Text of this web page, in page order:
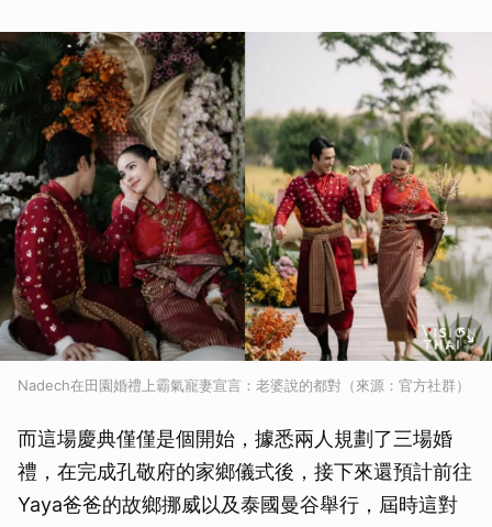
Nadech在田園婚禮上霸氣寵妻宣言：老婆說的都對（來源：官方社群）
而這場慶典僅僅是個開始，據悉兩人規劃了三場婚
禮，在完成孔敬府的家鄉儀式後，接下來還預計前往
Yaya爸爸的故鄉挪威以及泰國曼谷舉行，屆時這對